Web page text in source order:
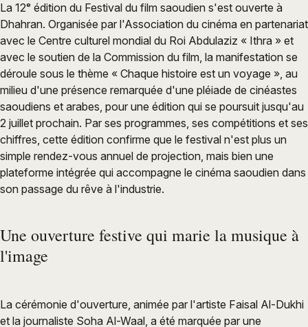
La 12ᵉ édition du Festival du film saoudien s'est ouverte à
Dhahran. Organisée par l'Association du cinéma en partenariat
avec le Centre culturel mondial du Roi Abdulaziz « Ithra » et
avec le soutien de la Commission du film, la manifestation se
déroule sous le thème « Chaque histoire est un voyage », au
milieu d'une présence remarquée d'une pléiade de cinéastes
saoudiens et arabes, pour une édition qui se poursuit jusqu'au
2 juillet prochain. Par ses programmes, ses compétitions et ses
chiffres, cette édition confirme que le festival n'est plus un
simple rendez-vous annuel de projection, mais bien une
plateforme intégrée qui accompagne le cinéma saoudien dans
son passage du rêve à l'industrie.
Une ouverture festive qui marie la musique à
l'image
La cérémonie d'ouverture, animée par l'artiste Faisal Al-Dukhi
et la journaliste Soha Al-Waal, a été marquée par une